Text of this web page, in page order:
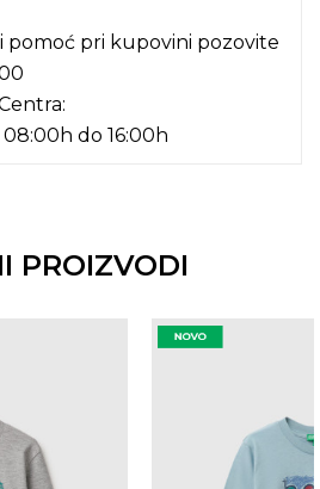
pomoć pri kupovini pozovite
do 16:00h
PROIZVODI